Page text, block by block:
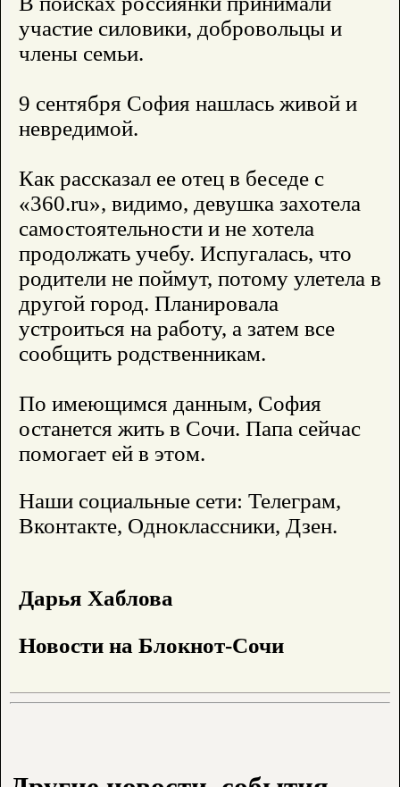
участие силовики, добровольцы и
члены семьи.
9 сентября София нашлась живой и
невредимой.
Как рассказал ее отец в беседе с
«360.ru», видимо, девушка захотела
самостоятельности и не хотела
продолжать учебу. Испугалась, что
родители не поймут, потому улетела в
другой город. Планировала
устроиться на работу, а затем все
сообщить родственникам.
По имеющимся данным, София
останется жить в Сочи. Папа сейчас
помогает ей в этом.
Наши социальные сети: Телеграм,
Вконтакте, Одноклассники, Дзен.
Дарья Хаблова
Новости на Блoкнoт-Сочи